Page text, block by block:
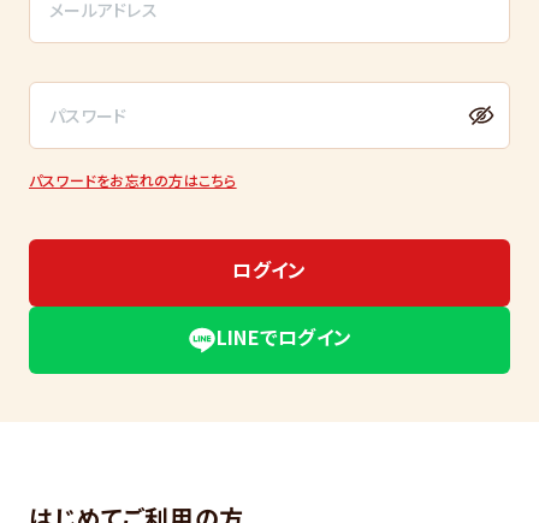
パスワードをお忘れの方はこちら
ログイン
LINEでログイン